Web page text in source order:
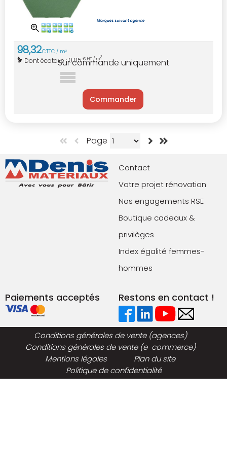
98,32€TTC / m2
Dont écotaxe :0,05€ HT / m2
Sur commande uniquement
Commander
Page
Contact
Votre projet rénovation
Nos engagements RSE
Boutique cadeaux &
privilèges
Index égalité femmes-
hommes
Paiements acceptés Restons en contact !
Conditions générales de vente (agences)
Conditions générales de vente (e-commerce)
Mentions légales
Plan du site
Politique de confidentialité